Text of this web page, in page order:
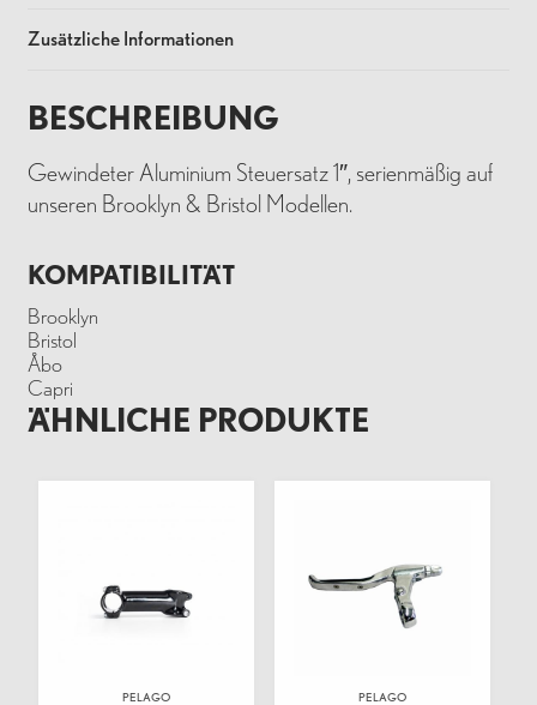
Zusätzliche Informationen
BESCHREIBUNG
Gewindeter Aluminium Steuersatz 1″, serienmäßig auf
unseren Brooklyn & Bristol Modellen.
KOMPATIBILITÄT
Brooklyn
Bristol
Åbo
Capri
ÄHNLICHE PRODUKTE
PELAGO PELAGO